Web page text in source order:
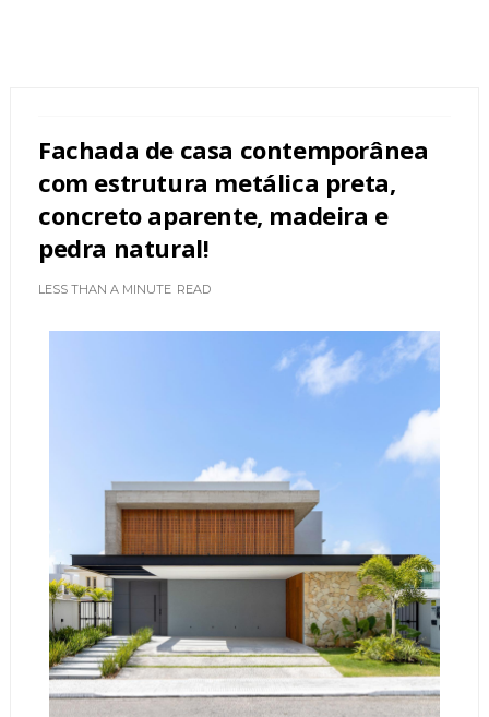
Fachada de casa contemporânea
com estrutura metálica preta,
concreto aparente, madeira e
pedra natural!
LESS THAN A MINUTE READ